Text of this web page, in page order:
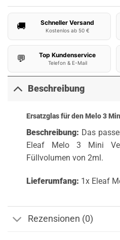
🚚 Schneller Versand
Kostenlos ab 50 €
💬 Top Kundenservice
Telefon & E-Mail
Beschreibung
Ersatzglas für den Melo 3
Beschreibung: Das
Eleaf Melo 3 Mini
Füllvolumen von 2ml.
Lieferumfang: 1x Eleaf
Rezensionen (0)